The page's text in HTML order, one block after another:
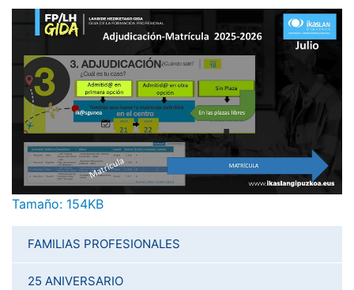
Haga clic aquí para ver la imagen a tamaño completo…
Tamaño: 154KB
FAMILIAS PROFESIONALES
25 ANIVERSARIO